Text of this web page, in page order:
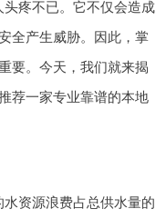
疼不已。它不仅会造成
全产生威胁。因此，掌
要。今天，我们就来揭
荐一家专业靠谱的本地
资源浪费占总供水量的